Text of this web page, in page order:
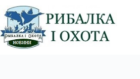
Перейти
до
вмісту